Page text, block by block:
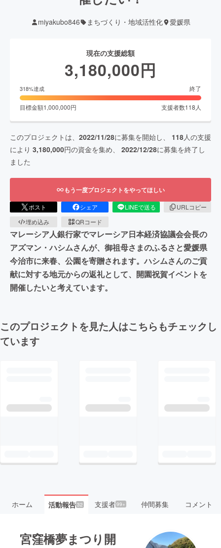
miyakubo846 まちづくり・地域活性化 愛媛県
現在の支援総額
3,180,000円
318%達成 終了
目標金額1,000,000円 支援者数118 人
このプロジェクトは、 2022/11/28に募集を開始し、 118人の支援
により 3,180,000円の資金を集め、 2022/12/28に募集を終了し
ました
もう一度プロジェクトをやってほしい
ポスト シェア LINEで送る
URLコピー
埋め込み
QRコード
マレーシア人銀行家でマレーシア日本経済協議会会長の
アズマン・ハシムさんが、御祖母さまのふるさと愛媛県
今治市に来春、公園を寄贈されます。ハシムさんのご貢
献に対する地元からの返礼として、開園祝賀イベントを
開催したいと考えています。
このプロジェクトを見た人はこちらもチェックし
ています
ホーム 活動報告32 支援者99+ 仲間募集 コメント
宮窪橋夢まつり開